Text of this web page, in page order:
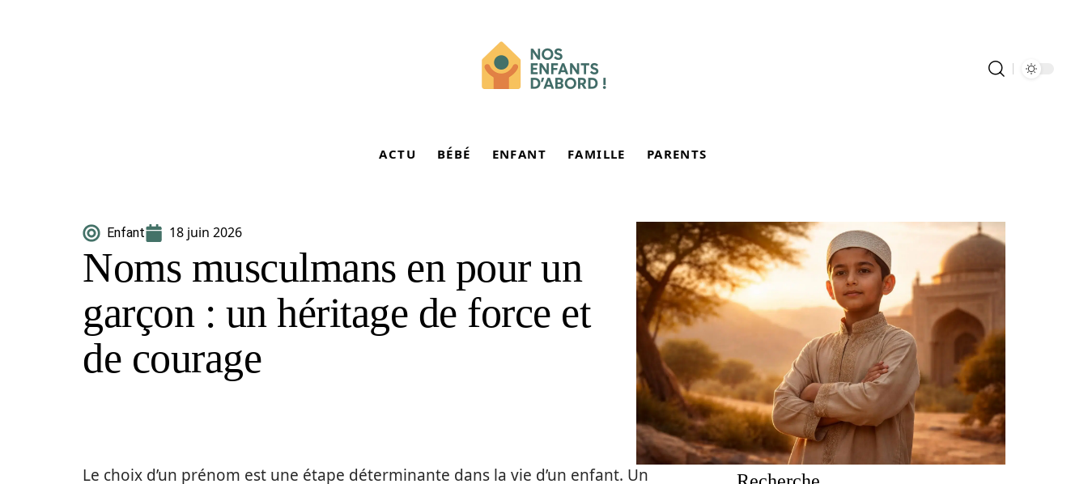
ACTU BÉBÉ ENFANT FAMILLE PARENTS
Enfant 18 juin 2026
Noms musculmans en pour un
garçon : un héritage de force et
de courage
Le choix d’un prénom est une étape déterminante dans la vie d’un enfant. Un